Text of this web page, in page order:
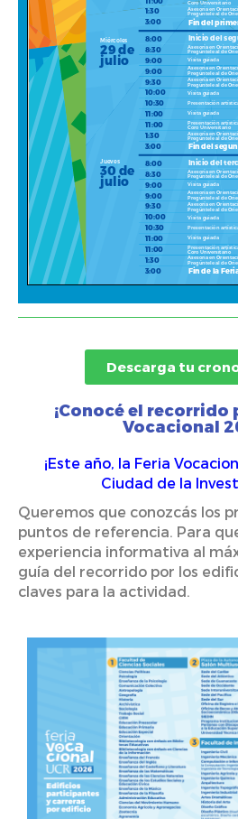
Descarga tu
¡Conocé el recorrido
Vocacional
¡Este año, la Feria
Ciudad de la
Queremos que conozcás los
puntos de referencia. Para
experiencia informativa al
guía del recorrido por los
claves para la actividad.